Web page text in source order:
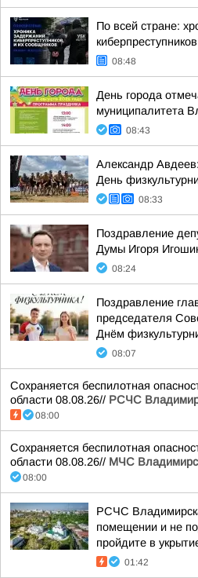
По всей стране:
08:48
День города
муниципалитета
08:43
Александр
День
08:33
Поздравление
Думы Игоря
08:24
Поздравление
председателя
Днём
08:07
Сохраняется беспилотная
области 08.08.26// РСЧС
08:00
Сохраняется беспилотная
области 08.08.26// МЧС
08:00
РСЧС
помещении и не
пройдите в
01:42